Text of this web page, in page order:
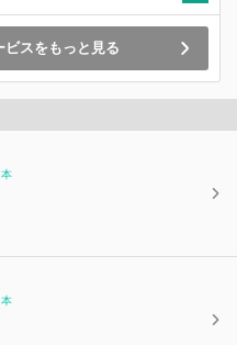
スをもっと見る
本
本